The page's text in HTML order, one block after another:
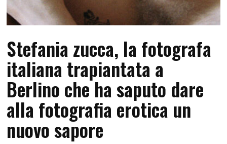
Stefania zucca, la fotografa
italiana trapiantata a
Berlino che ha saputo dare
alla fotografia erotica un
nuovo sapore